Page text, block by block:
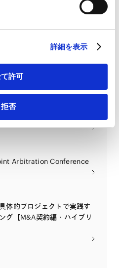
ー（
シー（外部サイト）
詳細を表示
許可
拒否
の新規制を読み解く：CCS
まで、実務で問われる論点
おけるレアアース開発事業
正鉱業法を中心とした適用
Arbitration Conference
体的プロジェクトで実践す
グ【M&A契約編・ハイブリ